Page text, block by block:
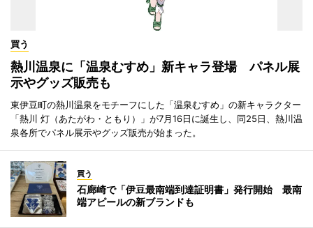
買う
熱川温泉に「温泉むすめ」新キャラ登場 パネル展
示やグッズ販売も
東伊豆町の熱川温泉をモチーフにした「温泉むすめ」の新キャラクター
「熱川 灯（あたがわ・ともり）」が7月16日に誕生し、同25日、熱川温
泉各所でパネル展示やグッズ販売が始まった。
買う
石廊崎で「伊豆最南端到達証明書」発行開始 最南
端アピールの新ブランドも